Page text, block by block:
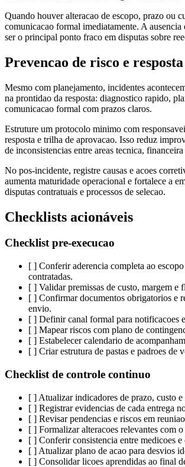
Quando houver alteracao de escopo, prazo ou
comunicacao formal imediatamente. A ausencia
ser o principal ponto fraco em disputas sobre
Prevencao de risco e
Mesmo com planejamento, incidentes
na prontidao da resposta: diagnostico rapido,
comunicacao formal com prazos claros.
Estruture um protocolo minimo com
resposta e trilha de aprovacao. Isso reduz
de inconsistencias entre areas tecnica,
No pos-incidente, registre causas e acoes
aumenta maturidade operacional e fortalece a
disputas contratuais e processos de selecao.
Checklists acionáveis
Checklist pre-execucao
[ ] Conferir aderencia completa ao escopo
contratadas.
[ ] Validar premissas de custo, margem e
[ ] Confirmar documentos obrigatorios e
envio.
[ ] Definir canal formal para notificacoes
[ ] Mapear riscos com plano de
[ ] Estabelecer calendario de
[ ] Criar estrutura de pastas e padroes de
Checklist de controle continuo
[ ] Atualizar indicadores de prazo, custo e
[ ] Registrar evidencias de cada entrega
[ ] Revisar pendencias e riscos em
[ ] Formalizar alteracoes relevantes com
[ ] Conferir consistencia entre medicoes e
[ ] Atualizar plano de acao para desvios
[ ] Consolidar licoes aprendidas ao final